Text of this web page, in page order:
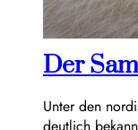
Der
Unter den